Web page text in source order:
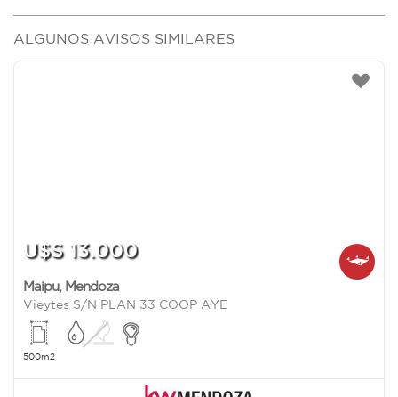
ALGUNOS AVISOS SIMILARES
U$S 13.000
Maipu, Mendoza
Vieytes S/N PLAN 33 COOP AYE
500m2